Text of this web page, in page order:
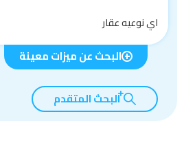
اي نوعيه عقار
البحث عن ميزات معينة
البحث المتقدم